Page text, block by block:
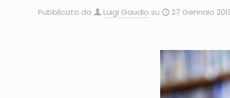
Pubblicato da Luigi Gaudio su 27 Gennaio